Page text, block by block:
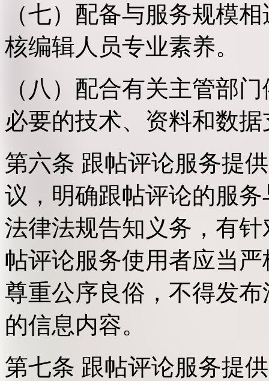
（七）配备与服务规模
核编辑人员专业素养。
（八）配合有关主管部
必要的技术、资料和数
第六条 跟帖评论服务提
议，明确跟帖评论的服
法律法规告知义务，有
帖评论服务使用者应当
尊重公序良俗，不得发
的信息内容。
第七条 跟帖评论服务提